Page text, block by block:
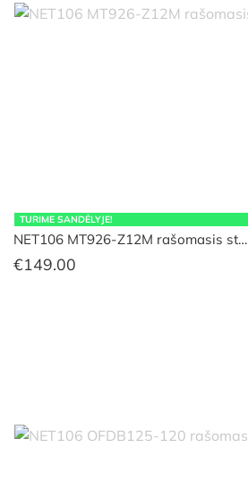
TURIME SANDĖLYJE!
NET106 MT926-Z12M rašomasis st…
€149.00